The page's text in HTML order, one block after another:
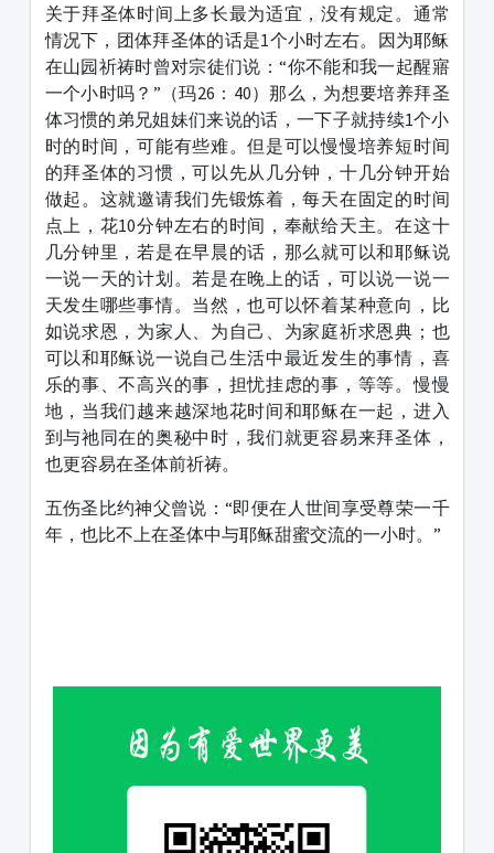
关于拜圣体时间上多长最为适宜，没有规定。通常
情况下，团体拜圣体的话是1个小时左右。因为耶稣
在山园祈祷时曾对宗徒们说：“你不能和我一起醒寤
一个小时吗？”（玛26：40）那么，为想要培养拜圣
体习惯的弟兄姐妹们来说的话，一下子就持续1个小
时的时间，可能有些难。但是可以慢慢培养短时间
的拜圣体的习惯，可以先从几分钟，十几分钟开始
做起。这就邀请我们先锻炼着，每天在固定的时间
点上，花10分钟左右的时间，奉献给天主。在这十
几分钟里，若是在早晨的话，那么就可以和耶稣说
一说一天的计划。若是在晚上的话，可以说一说一
天发生哪些事情。当然，也可以怀着某种意向，比
如说求恩，为家人、为自己、为家庭祈求恩典；也
可以和耶稣说一说自己生活中最近发生的事情，喜
乐的事、不高兴的事，担忧挂虑的事，等等。慢慢
地，当我们越来越深地花时间和耶稣在一起，进入
到与祂同在的奥秘中时，我们就更容易来拜圣体，
也更容易在圣体前祈祷。
五伤圣比约神父曾说：“即便在人世间享受尊荣一千
年，也比不上在圣体中与耶稣甜蜜交流的一小时。”